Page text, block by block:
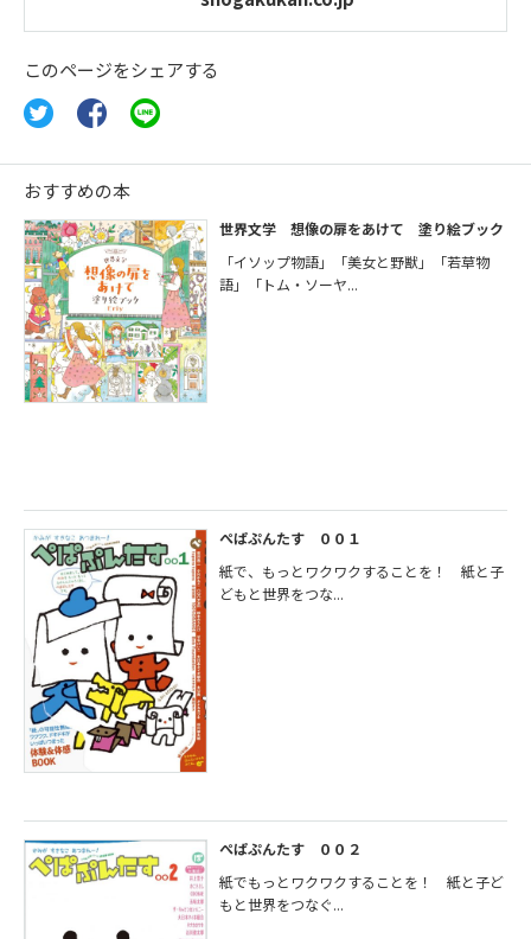
このページをシェアする
おすすめの本
世界文学 想像の扉をあけて 塗り絵ブック
「イソップ物語」「美女と野獣」「若草物
語」「トム・ソーヤ...
ぺぱぷんたす ００１
紙で、もっとワクワクすることを！ 紙と子
どもと世界をつな...
ぺぱぷんたす ００２
紙でもっとワクワクすることを！ 紙と子ど
もと世界をつなぐ...